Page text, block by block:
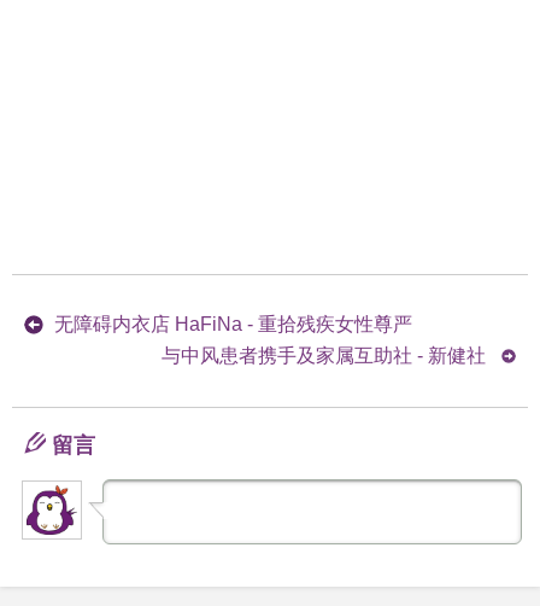
无障碍内衣店 HaFiNa - 重拾残疾女性尊严
与中风患者携手及家属互助社 - 新健社
留言